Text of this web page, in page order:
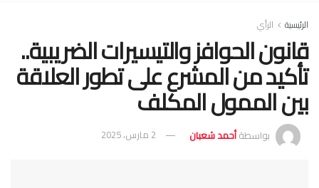
الرئيسية الرأي
قانون الحوافز والتيسيرات الضريبية..
تأكيد من المشرع على تطور العلاقة
بين الممول المكلف
بواسطةأحمد شعبان 2 مارس، 2025